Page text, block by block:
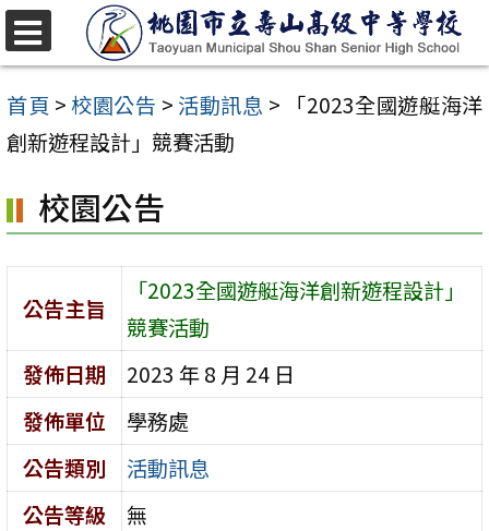
跳
至
主
要
容
區
首頁 >校園公告 > 活動訊息 >
「2023全國遊艇海洋
創新遊程設計」競賽活動
校園公告
公告主旨
「2023全國遊艇海洋創新遊程設計」
競賽活動
發佈日期
2023 年 8 月 24 日
發佈單位
學務處
公告類別
活動訊息
公告等級
無
選
單